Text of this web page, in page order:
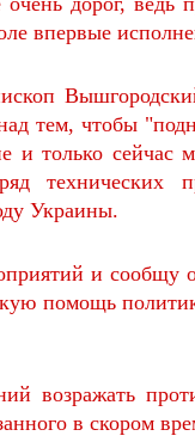
впервые
тем, чтобы
и только
технических
Украины.
и сообщу
помощь
возражать
в скором